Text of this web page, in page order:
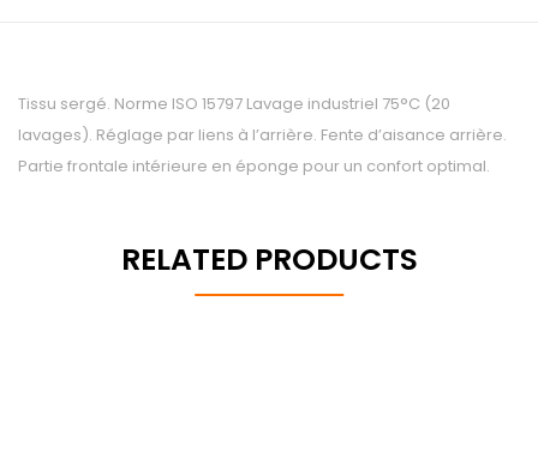
Tissu sergé. Norme ISO 15797 Lavage industriel 75°C (20
lavages). Réglage par liens à l’arrière. Fente d’aisance arrière.
Partie frontale intérieure en éponge pour un confort optimal.
RELATED PRODUCTS